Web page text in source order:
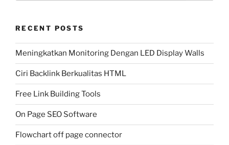
RECENT POSTS
Meningkatkan Monitoring Dengan LED Display Walls
Ciri Backlink Berkualitas HTML
Free Link Building Tools
On Page SEO Software
Flowchart off page connector